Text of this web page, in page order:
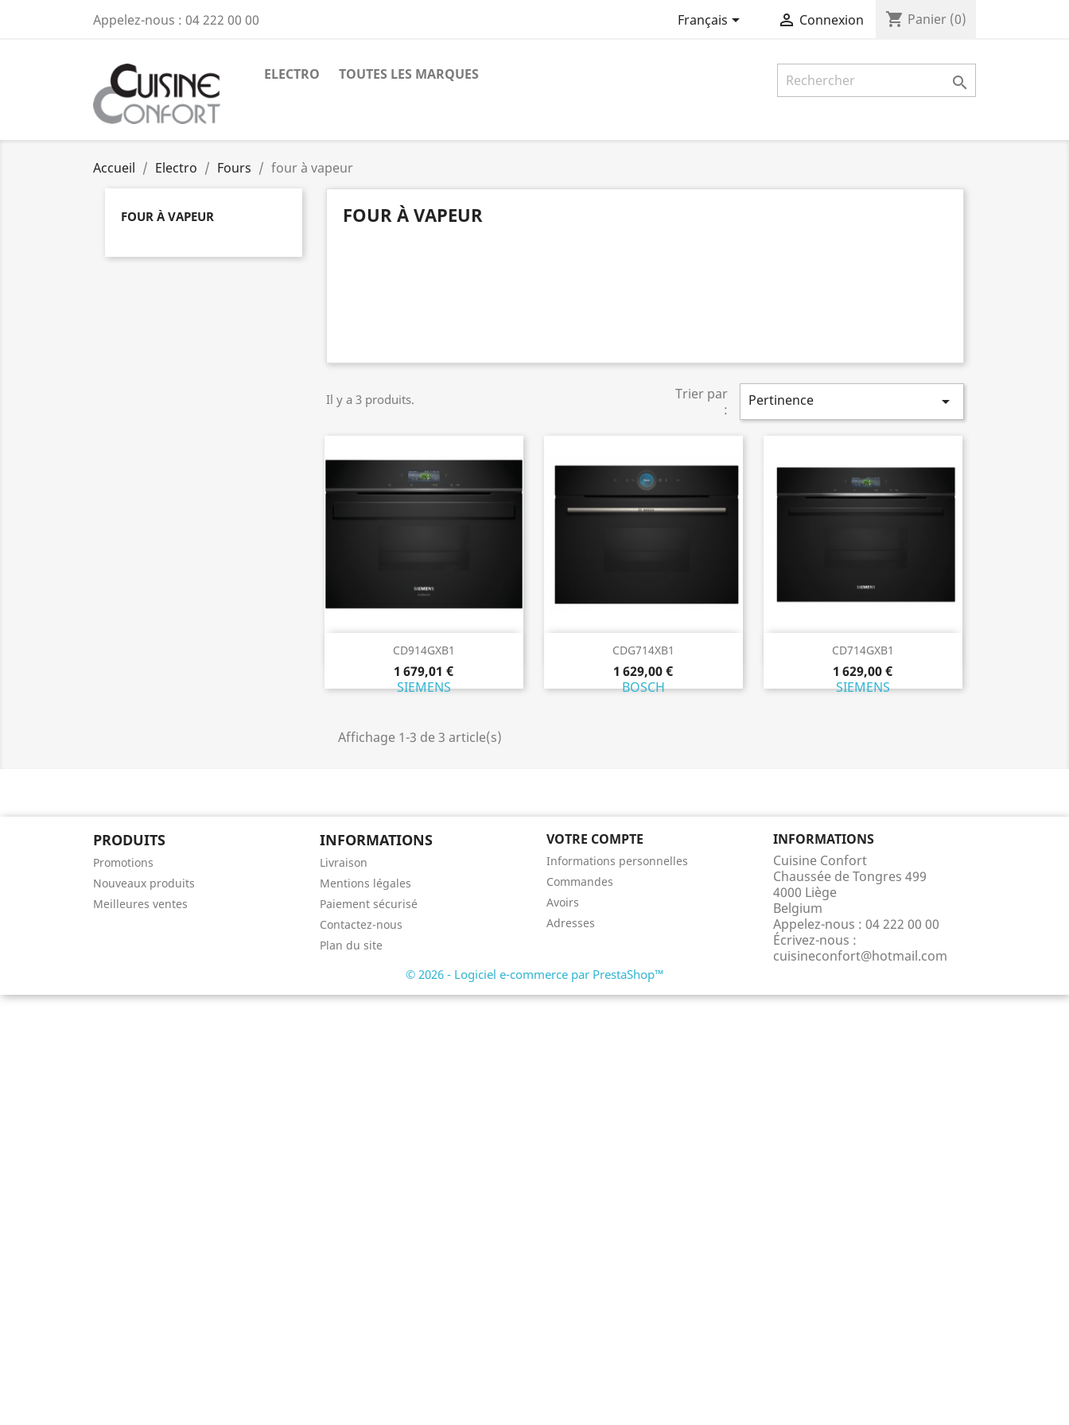
Appelez-nous : 04 222 00 00 Français  Connexion shopping_cart Panier (0)
ELECTRO TOUTES LES MARQUES 
Accueil Electro Fours four à vapeur
FOUR À VAPEUR FOUR À VAPEUR
Il y a 3 produits.
Trier par
:
Pertinence 
CD914GXB1
1 679,01 €
SIEMENS
Aperçu rapide CDG714XB1
1 629,00 €
BOSCH
Aperçu rapide CD714GXB1
1 629,00 €
SIEMENS
Aperçu rapide
Affichage 1-3 de 3 article(s)
PRODUITS
Promotions
Nouveaux produits
Meilleures ventes
INFORMATIONS
Livraison
Mentions légales
Paiement sécurisé
Contactez-nous
Plan du site
VOTRE COMPTE
Informations personnelles
Commandes
Avoirs
Adresses
INFORMATIONS
Cuisine Confort
Chaussée de Tongres 499
4000 Liège
Belgium
Appelez-nous : 04 222 00 00
Écrivez-nous :
cuisineconfort@hotmail.com
© 2026 - Logiciel e-commerce par PrestaShop™